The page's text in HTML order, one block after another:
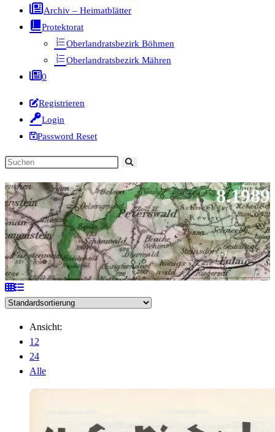
Archiv – Heimatblätter
Protektorat
Oberlandratsbezirk Böhmen
Oberlandratsbezirk Mähren
0
Registrieren
Login
Password Reset
Diese
durchsuchen
8.1989
Ansicht:
12
24
Alle